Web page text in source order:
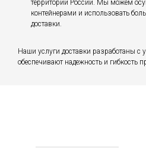
территории России. Мы можем
контейнерами и использовать
доставки.
Наши услуги доставки разработаны с
обеспечивают надежность и гибкость